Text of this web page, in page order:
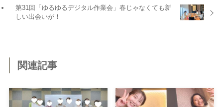
第31回「ゆるゆるデジタル作業会」春じゃなくても新
しい出会いが！
関連記事